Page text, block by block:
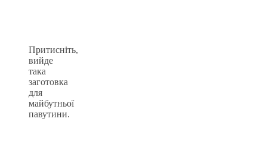
Притисніть,
вийде
така
заготовка
для
майбутньої
павутини.